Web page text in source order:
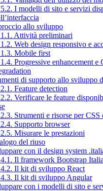
I modelli di sito e servizi
allo sviluppo
Attività preliminari
Web design responsivo e
Mobile first
Progressive enhancement e
di supporto allo sviluppo
Feature detection
Verificare le feature
Strumenti e risorse per CSS
Supporto browser
Misurare le prestazioni
del riuso
con il design system
Il framework Bootstrap Italia
Il kit di sviluppo React
Il kit di sviluppo Angular
con i modelli di sito e